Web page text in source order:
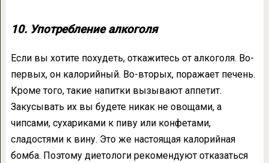
10. Употребление алкоголя
Если вы хотите похудеть, откажитесь от алкоголя. Во-
первых, он калорийный. Во-вторых, поражает печень.
Кроме того, такие напитки вызывают аппетит.
Закусывать их вы будете никак не овощами, а
чипсами, сухариками к пиву или конфетами,
сладостями к вину. Это же настоящая калорийная
бомба. Поэтому диетологи рекомендуют отказаться